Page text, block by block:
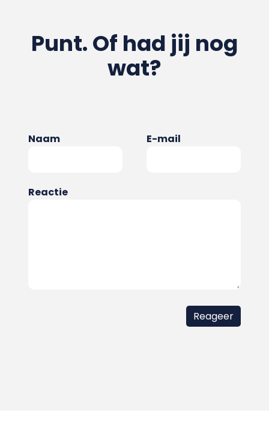
Punt. Of had jij nog
wat?
Naam E-mail
Reactie